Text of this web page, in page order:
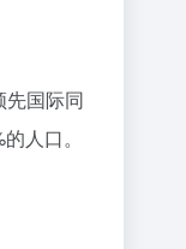
国际同
人口。